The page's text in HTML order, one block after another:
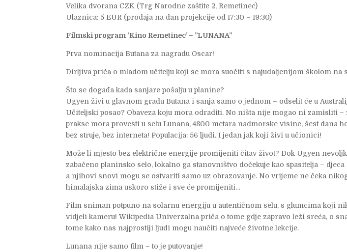
Velika dvorana CZK (Trg Narodne zaštite 2, Remetinec)
Ulaznica: 5 EUR (prodaja na dan projekcije od 17:30 – 19:30)
Filmski program ‘Kino Remetinec’ – ”LUNANA”
Prva nominacija Butana za nagradu Oscar!
Dirljiva priča o mladom učitelju koji se mora suočiti s najudaljenijom školom na
Što se događa kada sanjare pošalju u planine?
Ugyen živi u glavnom gradu Butana i sanja samo o jednom – odselit će u
Učiteljski posao? Obaveza koju mora odraditi. No ništa nije mogao ni zamisliti –
prakse mora provesti u selu Lunana, 4800 metara nadmorske visine, šest dana
bez struje, bez interneta! Populacija: 56 ljudi. I jedan jak koji živi u učionici!
Može li mjesto bez električne energije promijeniti čitav život? Dok Ugyen
zabačeno planinsko selo, lokalno ga stanovništvo dočekuje kao spasitelja – djeca
a njihovi snovi mogu se ostvariti samo uz obrazovanje. No vrijeme ne čeka
himalajska zima uskoro stiže i sve će promijeniti…
Film sniman potpuno na solarnu energiju u autentičnom selu, s glumcima koji
vidjeli kameru! Wikipedia Univerzalna priča o tome gdje zapravo leži sreća, o
tome kako nas najprostiji ljudi mogu naučiti najveće životne lekcije.
Lunana nije samo film – to je putovanje!